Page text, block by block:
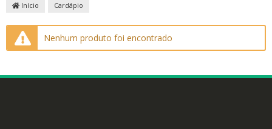
Início Cardápio
Nenhum produto foi encontrado